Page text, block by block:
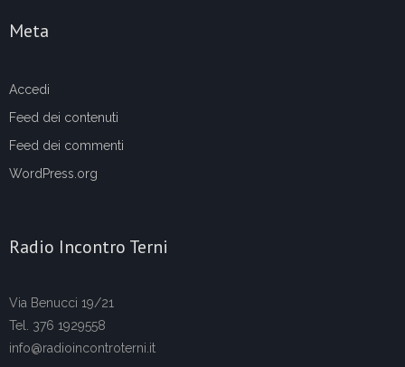
Meta
Accedi
Feed dei contenuti
Feed dei commenti
WordPress.org
Radio Incontro Terni
Via Benucci 19/21
Tel. 376 1929558
info@radioincontroterni.it